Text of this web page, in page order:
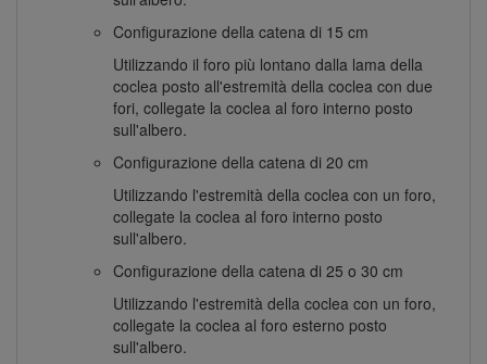
Configurazione della catena di 15 cm
Utilizzando il foro più lontano dalla lama della
coclea posto all'estremità della coclea con due
fori, collegate la coclea al foro interno posto
sull'albero.
Configurazione della catena di 20 cm
Utilizzando l'estremità della coclea con un foro,
collegate la coclea al foro interno posto
sull'albero.
Configurazione della catena di 25 o 30 cm
Utilizzando l'estremità della coclea con un foro,
collegate la coclea al foro esterno posto
sull'albero.